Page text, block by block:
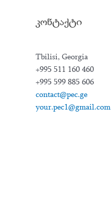
კონტაქტი
Tbilisi, Georgia
+995 511 160 460
+995 599 885 606
contact@pec.ge
your.pec1@gmail.com